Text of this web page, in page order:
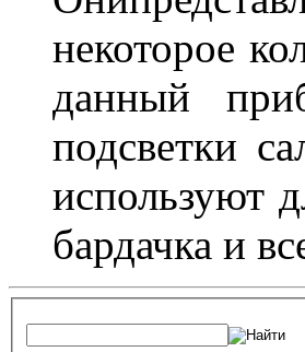
некоторое
данный
подсветки
используют
бардачка и